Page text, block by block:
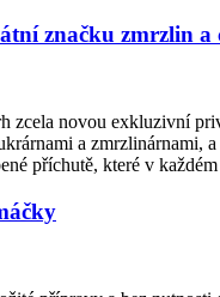
značku zmrzlin
zcela novou exkluzivní
a zmrzlinárnami,
příchutě, které v